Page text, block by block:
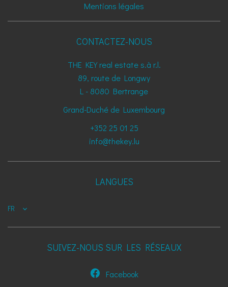
Mentions légales
CONTACTEZ-NOUS
THE KEY real estate s.à r.l.
89, route de Longwy
L - 8080 Bertrange
Grand-Duché de Luxembourg
+352 25 01 25
info@thekey.lu
LANGUES
FR
SUIVEZ-NOUS SUR LES RÉSEAUX
Facebook